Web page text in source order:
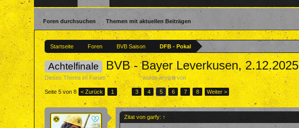
Startseite Foren BVB Saison DFB - Pokal
Achtelfinale BVB - Bayer Leverkusen, 2.12.2025
Dieses Thema im Forum "DFB - Pokal" wurde erstellt von Salecha, 1. Dezember 2025.
Seite 5 von 8 < Zurück 1 ← 3 4 5 6 7 8 Weiter >
Zitat von garfy: ↑
Foren durchsuchen Themen mit aktuellen Beiträgen